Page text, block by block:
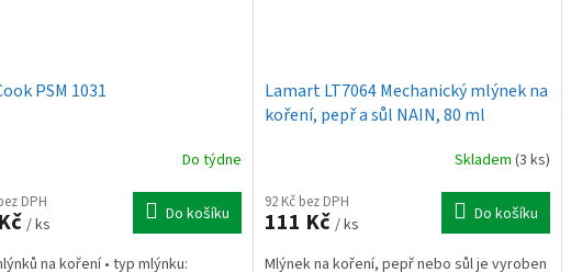
PSM 1031
Do týdne
DPH
/ ks Do košíku
na koření • typ mlýnku:
Lamart LT7064 Mechanický mlýnek na
koření, pepř a sůl NAIN, 80 ml
Skladem (3 ks)
92 Kč bez DPH
111 Kč / ks Do košíku
Mlýnek na koření, pepř nebo sůl je vyroben